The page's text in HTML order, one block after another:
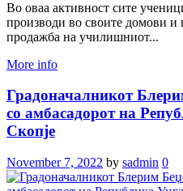
Во оваа активност сите
производи во своите домови и
продажба на училишниот...
More info
Градоначалникот
со амбасадорот на
Скопје
November 7, 2022 by sadmin 0